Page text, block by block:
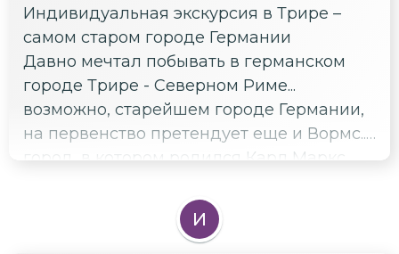
Индивидуальная экскурсия в Трире –
самом старом городе Германии
Давно мечтал побывать в германском
городе Трире - Северном Риме...
возможно, старейшем городе Германии,
на первенство претендует еще и Вормс...
город, в котором родился Карл Маркс...
провела очень интересную экскурсию.
Римские ворота, базилика Константина,
И